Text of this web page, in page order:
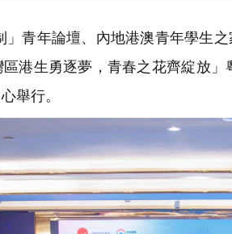
青年論壇、內地港澳青年學生
港生勇逐夢，青春之花齊綻放
舉行。